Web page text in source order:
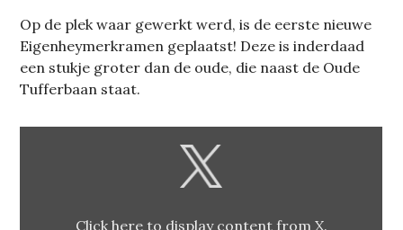
Op de plek waar gewerkt werd, is de eerste nieuwe
Eigenheymerkramen geplaatst! Deze is inderdaad
een stukje groter dan de oude, die naast de Oude
Tufferbaan staat.
Click here to display content from X.